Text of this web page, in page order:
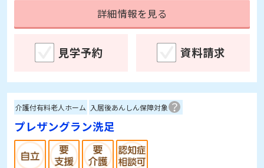
すぐにセブンイレブンやスーパー文化堂があり
便利だと思った。
詳細情報を見る
見学予約 資料請求
介護付有料老人ホーム 入居後あんしん保障対象
プレザングラン洗足